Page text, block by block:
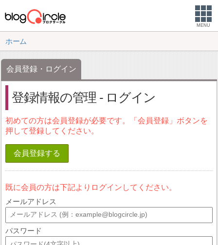
MENU
ホーム
会員登録・ログイン
登録情報の管理 - ログイン
初めての方は会員登録が必要です。「会員登録」ボタンを
押して登録してください。
会員登録する
既に会員の方は下記よりログインしてください。
メールアドレス
パスワード